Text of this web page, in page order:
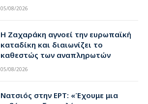
05/08/2026
Η Ζαχαράκη αγνοεί την ευρωπαϊκή
καταδίκη και διαιωνίζει το
καθεστώς των αναπληρωτών
05/08/2026
Νατσιός στην ΕΡΤ: «Έχουμε μια